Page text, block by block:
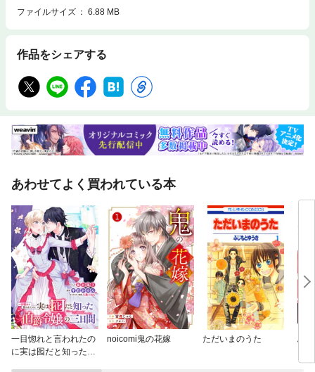
ファイルサイズ
6.88 MB
作品をシェアする
あわせてよく買われている本
一目惚れと言われたの
に実は囮だと知った伯
noicomi鬼の花嫁 ただいまのうた ふ